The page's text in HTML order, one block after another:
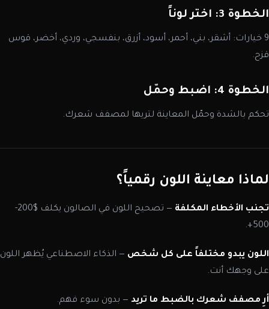
الخطوة 3: اختر لوناً
9 خيارات: أشقر، بني، أحمر، أسود، أزرق، بنفسجي، وردي، أخضر، قوس
قزح.
الخطوة 4: اضبط وحمّل
تحكم بالشدة وحمّل المعاينة لتريها لمصفف شعرك.
لماذا معاينة اللون رقمياً؟
تجنب الأخطاء المكلفة
— تصحيح اللون في الصالون يكلف $200-
500+.
اللون يبدو مختلفاً على كل شخص — الذكاء الاصطناعي يُظهر اللون
على وجهك أنت.
أرِ مصفف شعرك بالضبط ما تريد — بدون سوء فهم.